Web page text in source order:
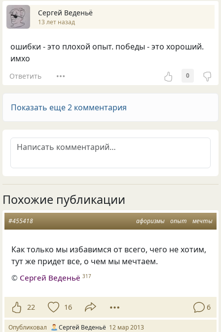
Сергей Веденьё
13 лет назад
ошибки - это плохой опыт. победы - это хороший.
имхо
Ответить 0
Показать еще 2 комментария
Похожие публикации
афоризмы опыт мечты
#455418
Как только мы избавимся от всего, чего не хотим,
тут же придет все, о чем мы мечтаем.
© Сергей Веденьё 317
22 16 6
Опубликовал Сергей Веденьё 12 мар 2013